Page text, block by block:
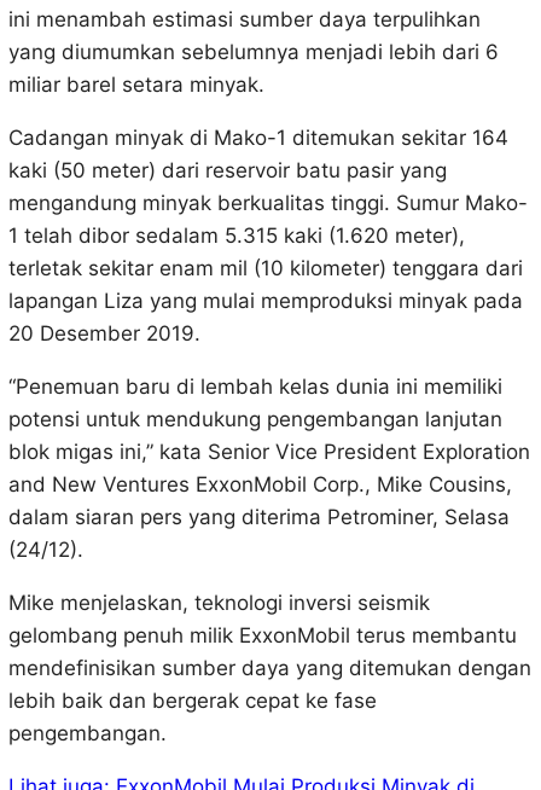
ini menambah estimasi sumber daya terpulihkan
yang diumumkan sebelumnya menjadi lebih dari 6
miliar barel setara minyak.
Cadangan minyak di Mako-1 ditemukan sekitar 164
kaki (50 meter) dari reservoir batu pasir yang
mengandung minyak berkualitas tinggi. Sumur Mako-
1 telah dibor sedalam 5.315 kaki (1.620 meter),
terletak sekitar enam mil (10 kilometer) tenggara dari
lapangan Liza yang mulai memproduksi minyak pada
20 Desember 2019.
“Penemuan baru di lembah kelas dunia ini memiliki
potensi untuk mendukung pengembangan lanjutan
blok migas ini,” kata Senior Vice President Exploration
and New Ventures ExxonMobil Corp., Mike Cousins,
dalam siaran pers yang diterima Petrominer, Selasa
(24/12).
Mike menjelaskan, teknologi inversi seismik
gelombang penuh milik ExxonMobil terus membantu
mendefinisikan sumber daya yang ditemukan dengan
lebih baik dan bergerak cepat ke fase
pengembangan.